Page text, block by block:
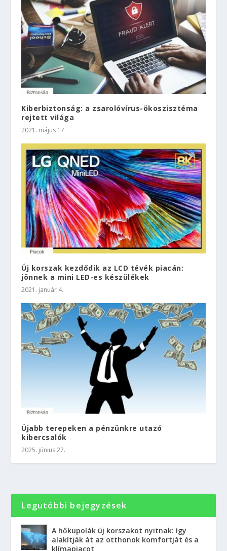
Kiberbiztonság: a zsarolóvírus-ökoszisztéma
rejtett világa
2021. május 17.
Új korszak kezdődik az LCD tévék piacán:
jönnek a mini LED-es készülékek
2021. január 4.
Újabb terepeken a pénzünkre utazó
kibercsalók
2025. június 27.
Legutóbbi bejegyzések
A hőkupolák új korszakot nyitnak: így
alakítják át az otthonok komfortját és a
klímapiacot